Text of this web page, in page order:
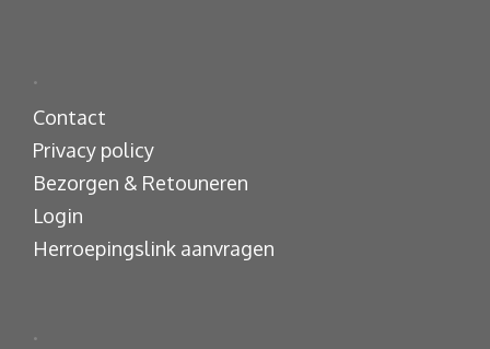
.
Contact
Privacy policy
Bezorgen & Retouneren
Login
Herroepingslink aanvragen
.